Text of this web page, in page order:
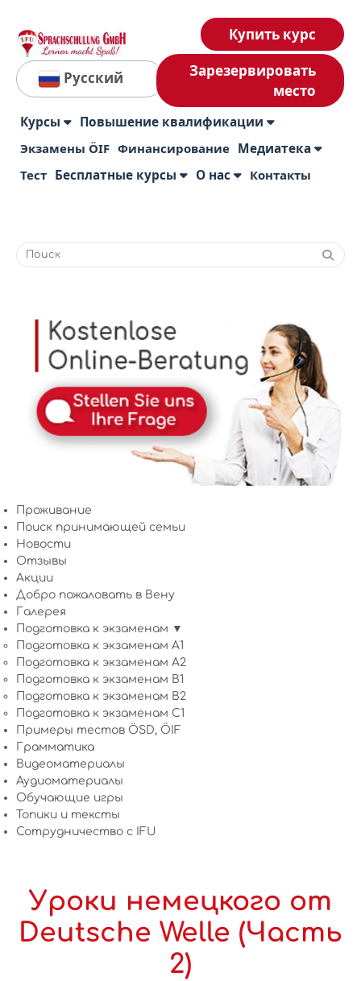
Русский
Купить курс
Зарезервировать
место
Курсы Повышение квалификации
Экзамены ÖIF Финансирование Медиатека
Тест Бесплатные курсы О нас Контакты
Проживание
Поиск принимающей семьи
Новости
Отзывы
Акции
Добро пожаловать в Вену
Галерея
Подготовка к экзаменам ▼
Подготовка к экзаменам A1
Подготовка к экзаменам A2
Подготовка к экзаменам B1
Подготовка к экзаменам B2
Подготовка к экзаменам C1
Примеры тестов ÖSD, ÖIF
Грамматика
Видеоматериалы
Аудиоматериалы
Обучающие игры
Топики и тексты
Сотрудничество c IFU
Уроки немецкого от
Deutsche Welle (Часть
2)